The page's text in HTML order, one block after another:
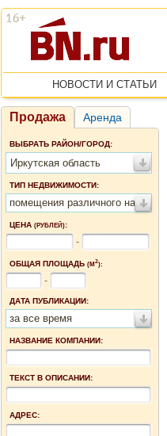
НОВОСТИ И СТАТЬИ
Продажа Аренда
ВЫБРАТЬ РАЙОН/ГОРОД:
Иркутская область
ТИП НЕДВИЖИМОСТИ:
помещения различного назначения
ЦЕНА (РУБЛЕЙ):
-
ОБЩАЯ ПЛОЩАДЬ (М2):
-
ДАТА ПУБЛИКАЦИИ:
за все время
НАЗВАНИЕ КОМПАНИИ:
ТЕКСТ В ОПИСАНИИ:
АДРЕС: